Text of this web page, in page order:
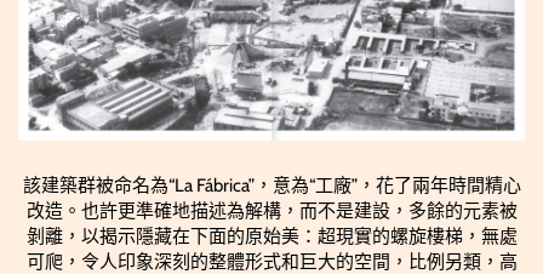
該建築群被命名為“La Fábrica”，意為“工廠”，花了兩年時間精心
改造。也許更準確地描述為解構，而不是建設，多餘的元素被
剝離，以揭示隱藏在下面的原始美：超現實的螺旋樓梯，無處
可爬，令人印象深刻的整體形式和巨大的空間，比例另類，高